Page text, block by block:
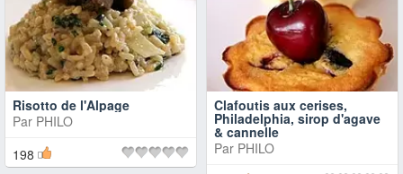
Risotto de l'Alpage
Par PHILO
198
Clafoutis aux cerises,
Philadelphia, sirop d'agave
& cannelle
Par PHILO